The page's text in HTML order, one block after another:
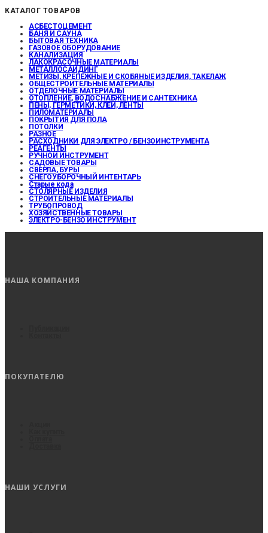
КАТАЛОГ ТОВАРОВ
АСБЕСТОЦЕМЕНТ
БАНЯ И САУНА
БЫТОВАЯ ТЕХНИКА
ГАЗОВОЕ ОБОРУДОВАНИЕ
КАНАЛИЗАЦИЯ
ЛАКОКРАСОЧНЫЕ МАТЕРИАЛЫ
МЕТАЛЛОСАЙДИНГ
МЕТИЗЫ, КРЕПЕЖНЫЕ И СКОБЯНЫЕ ИЗДЕЛИЯ, ТАКЕЛАЖ
ОБЩЕСТРОИТЕЛЬНЫЕ МАТЕРИАЛЫ
ОТДЕЛОЧНЫЕ МАТЕРИАЛЫ
ОТОПЛЕНИЕ, ВОДОСНАБЖЕНИЕ И САНТЕХНИКА
ПЕНЫ, ГЕРМЕТИКИ, КЛЕИ, ЛЕНТЫ
ПИЛОМАТЕРИАЛЫ
ПОКРЫТИЯ ДЛЯ ПОЛА
ПОТОЛКИ
РАЗНОЕ
РАСХОДНИКИ ДЛЯ ЭЛЕКТРО / БЕНЗОИНСТРУМЕНТА
РЕАГЕНТЫ
РУЧНОЙ ИНСТРУМЕНТ
САДОВЫЕ ТОВАРЫ
СВЕРЛА, БУРЫ
СНЕГОУБОРОЧНЫЙ ИНТЕНТАРЬ
Старые кода
СТОЛЯРНЫЕ ИЗДЕЛИЯ
СТРОИТЕЛЬНЫЕ МАТЕРИАЛЫ
ТРУБОПРОВОД
ХОЗЯЙСТВЕННЫЕ ТОВАРЫ
ЭЛЕКТРО-БЕНЗО ИНСТРУМЕНТ
НАША КОМПАНИЯ
ПОКУПАТЕЛЮ
НАШИ УСЛУГИ